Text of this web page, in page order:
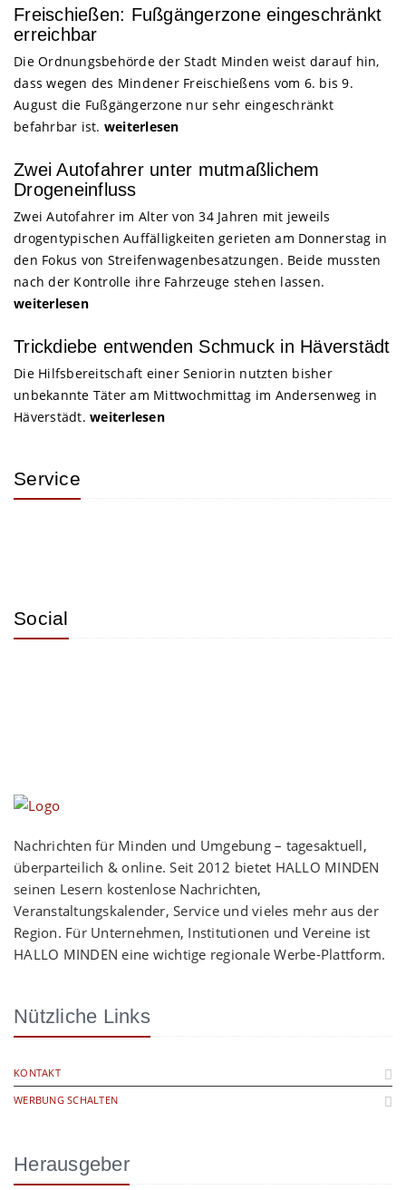
Freischießen: Fußgängerzone eingeschränkt
erreichbar
Die Ordnungsbehörde der Stadt Minden weist darauf hin,
dass wegen des Mindener Freischießens vom 6. bis 9.
August die Fußgängerzone nur sehr eingeschränkt
befahrbar ist. weiterlesen
Zwei Autofahrer unter mutmaßlichem
Drogeneinfluss
Zwei Autofahrer im Alter von 34 Jahren mit jeweils
drogentypischen Auffälligkeiten gerieten am Donnerstag in
den Fokus von Streifenwagenbesatzungen. Beide mussten
nach der Kontrolle ihre Fahrzeuge stehen lassen.
weiterlesen
Trickdiebe entwenden Schmuck in Häverstädt
Die Hilfsbereitschaft einer Seniorin nutzten bisher
unbekannte Täter am Mittwochmittag im Andersenweg in
Häverstädt. weiterlesen
Service
Social
Nachrichten für Minden und Umgebung – tagesaktuell,
überparteilich & online. Seit 2012 bietet HALLO MINDEN
seinen Lesern kostenlose Nachrichten,
Veranstaltungskalender, Service und vieles mehr aus der
Region. Für Unternehmen, Institutionen und Vereine ist
HALLO MINDEN eine wichtige regionale Werbe-Plattform.
Nützliche Links
KONTAKT
WERBUNG SCHALTEN
Herausgeber